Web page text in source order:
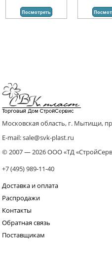
Посмотреть
Московская область, г. Мытищи,
E-mail: sale@svk-plast.ru
© 2007 — 2026 ООО «ТД
+7 (495) 989-11-40
Доставка и оплата
Распродажи
Контакты
Обратная связь
Поставщикам